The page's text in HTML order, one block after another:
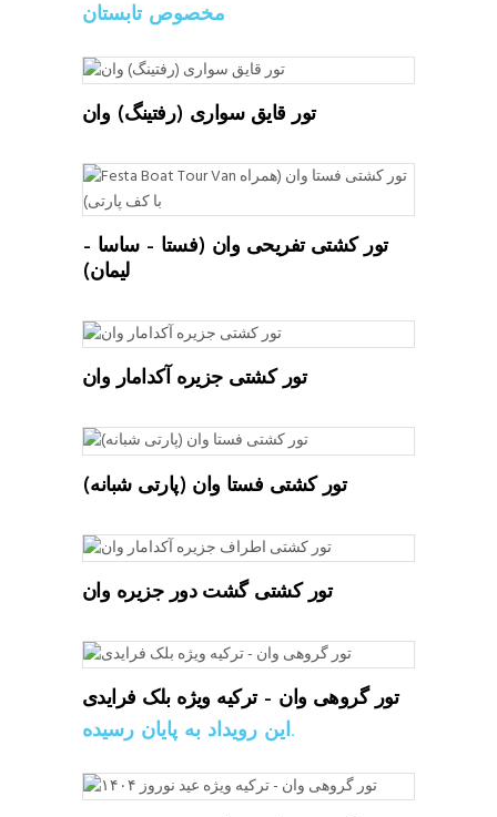
مخصوص تابستان
تور قایق سواری (رفتینگ) وان
تور کشتی تفریحی وان (فستا – ساسا –
لیمان)
تور کشتی جزیره آکدامار وان
تور کشتی فستا وان (پارتی شبانه)
تور کشتی گشت دور جزیره وان
تور گروهی وان – ترکیه ویژه بلک فرایدی
این رویداد به پایان رسیده.